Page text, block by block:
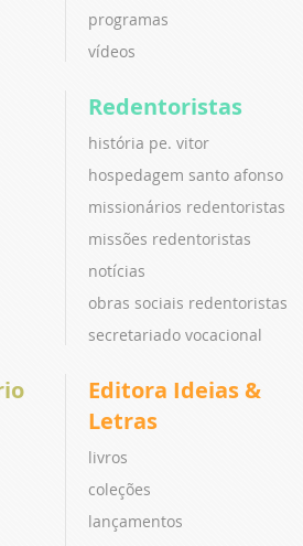
programas
vídeos
Redentoristas
história pe. vitor
hospedagem santo afonso
missionários redentoristas
missões redentoristas
notícias
obras sociais redentoristas
secretariado vocacional
Editora Ideias &
Letras
livros
coleções
lançamentos